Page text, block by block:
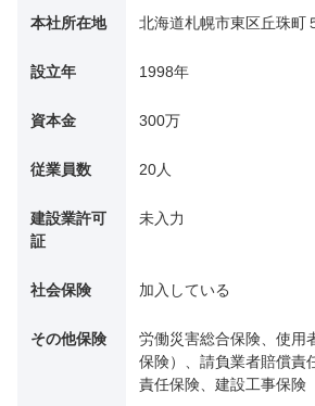
本社所在地 北海道札幌市東区丘珠町
設立年 1998年
資本金 300万
従業員数 20人
建設業許可
証
未入力
社会保険 加入している
その他保険
労働災害総合保険、使用
保険）、請負業者賠償責
責任保険、建設工事保険